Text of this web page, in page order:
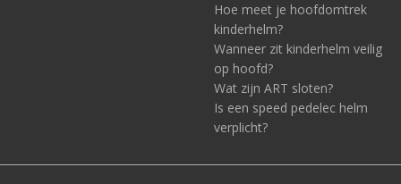
Hoe meet je hoofdomtrek
kinderhelm?
Wanneer zit kinderhelm veilig
op hoofd?
Wat zijn ART sloten?
Is een speed pedelec helm
verplicht?